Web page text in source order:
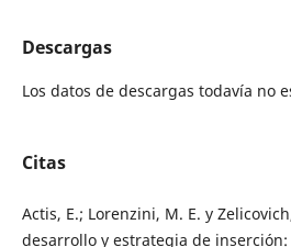
Descargas
Los datos de descargas todavía no
Citas
Actis, E.; Lorenzini, M. E. y
desarrollo y estrategia de inserción: